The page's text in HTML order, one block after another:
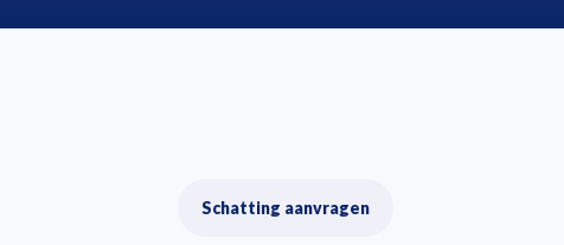
Schatting aanvragen